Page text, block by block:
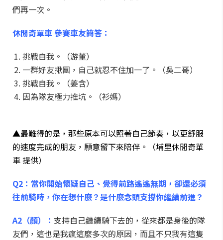
們再一次。
休閒奇單車 參賽車友簡答：
挑戰自我。（游董）
一群好友揪團，自己就忍不住加一了。（吳二哥）
挑戰自我。（姜含）
因為隊友極力推坑。（衫媽）
▲最難得的是，那些原本可以照著自己節奏，以更舒服
的速度完成的朋友，願意留下來陪伴。（埔里休閒奇單
車 提供）
Q2：當你開始懷疑自己、覺得前路遙遙無期，卻還必須
往前騎時，你在想什麼？是什麼念頭支撐你繼續前進？
A2（顏）： 支持自己繼續騎下去的，從來都是身後的隊
友們，這也是我瘋這麼多次的原因，而且不只我有這隻